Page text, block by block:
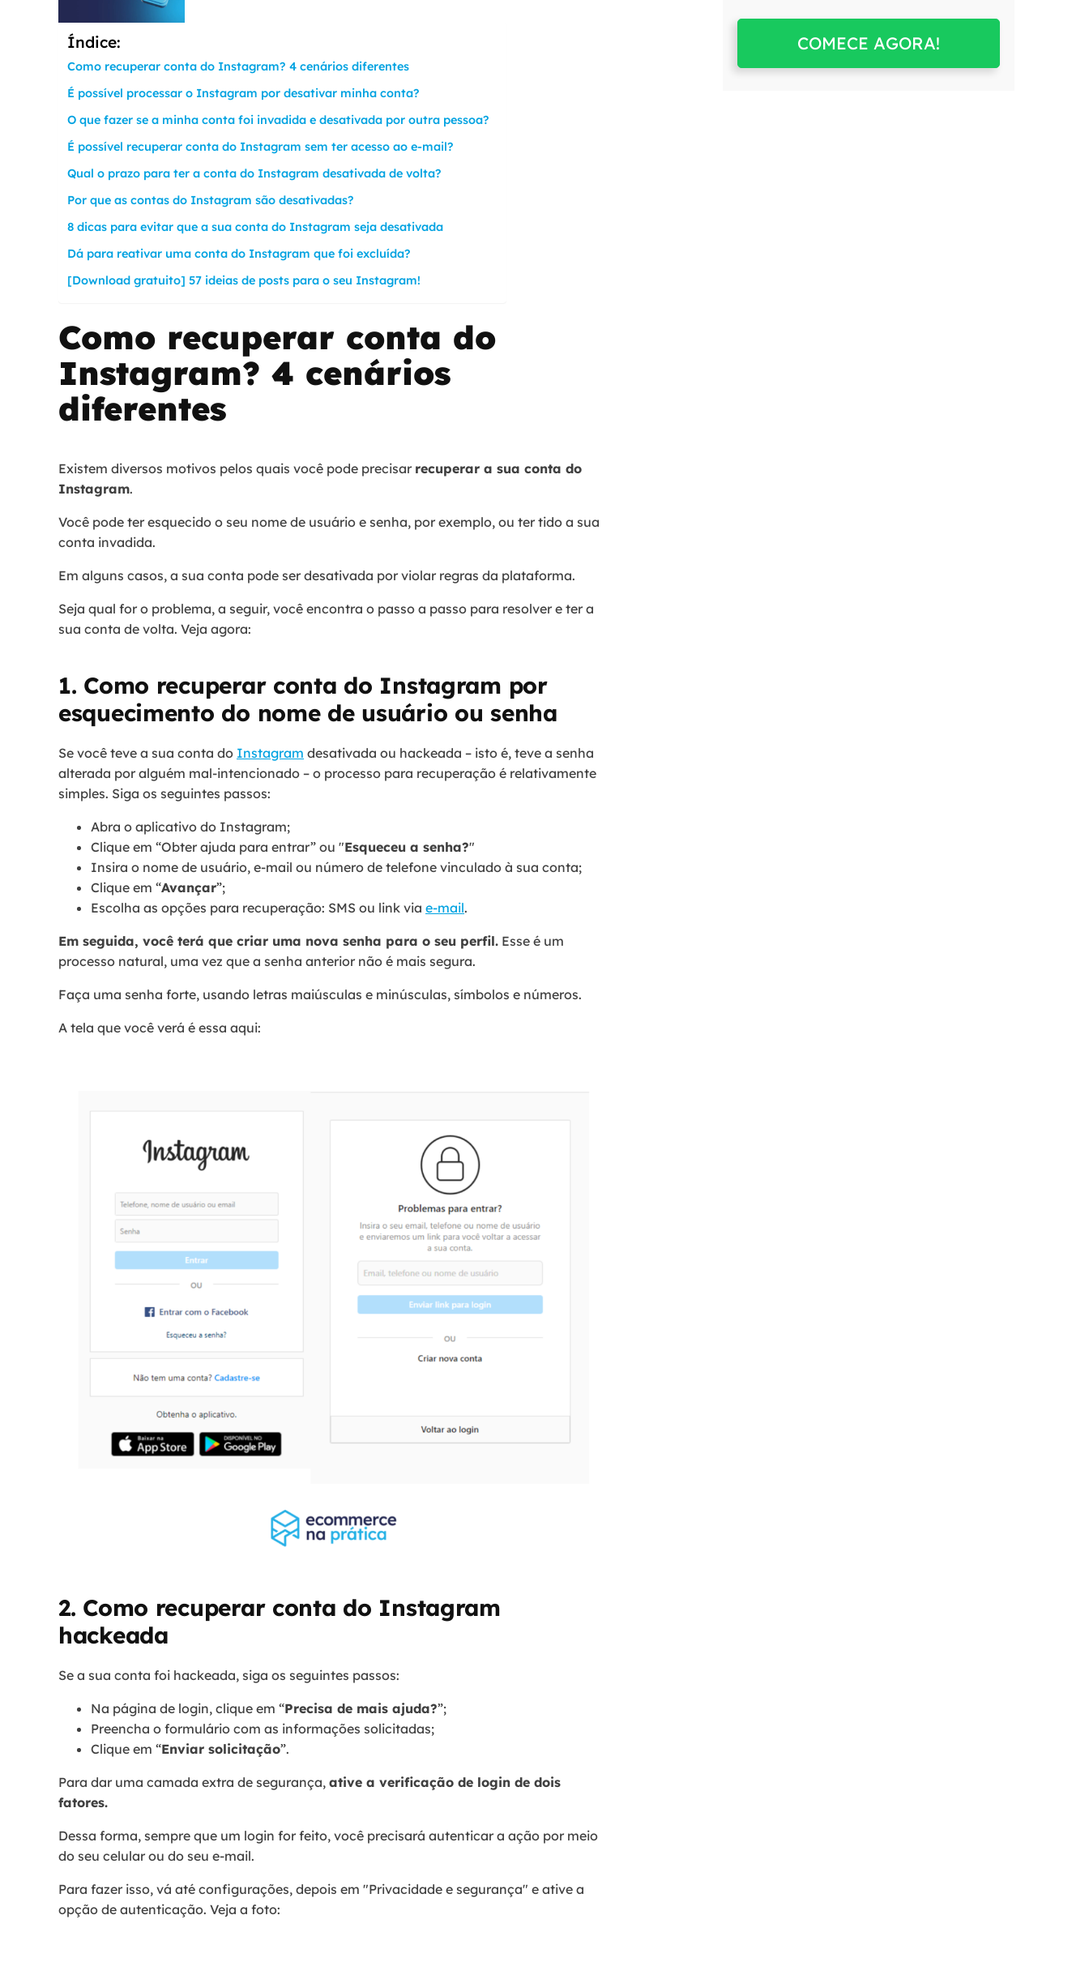
Índice:
Como recuperar conta do Instagram? 4 cenários diferentes
É possível processar o Instagram por desativar minha conta?
O que fazer se a minha conta foi invadida e desativada por outra pessoa?
É possível recuperar conta do Instagram sem ter acesso ao e-mail?
Qual o prazo para ter a conta do Instagram desativada de volta?
Por que as contas do Instagram são desativadas?
8 dicas para evitar que a sua conta do Instagram seja desativada
Dá para reativar uma conta do Instagram que foi excluída?
[Download gratuito] 57 ideias de posts para o seu Instagram!
Como recuperar conta do
Instagram? 4 cenários
diferentes
Existem diversos motivos pelos quais você pode precisar recuperar a sua conta do
Instagram.
Você pode ter esquecido o seu nome de usuário e senha, por exemplo, ou ter tido a sua
conta invadida.
Em alguns casos, a sua conta pode ser desativada por violar regras da plataforma.
Seja qual for o problema, a seguir, você encontra o passo a passo para resolver e ter a
sua conta de volta. Veja agora:
1. Como recuperar conta do Instagram por
esquecimento do nome de usuário ou senha
Se você teve a sua conta do Instagram desativada ou hackeada – isto é, teve a senha
alterada por alguém mal-intencionado – o processo para recuperação é relativamente
simples. Siga os seguintes passos:
Abra o aplicativo do Instagram;
Clique em “Obter ajuda para entrar” ou "Esqueceu a senha?"
Insira o nome de usuário, e-mail ou número de telefone vinculado à sua conta;
Clique em “Avançar”;
Escolha as opções para recuperação: SMS ou link via e-mail.
Em seguida, você terá que criar uma nova senha para o seu perfil. Esse é um
processo natural, uma vez que a senha anterior não é mais segura.
Faça uma senha forte, usando letras maiúsculas e minúsculas, símbolos e números.
A tela que você verá é essa aqui:
2. Como recuperar conta do Instagram
hackeada
Se a sua conta foi hackeada, siga os seguintes passos:
Na página de login, clique em “Precisa de mais ajuda?”;
Preencha o formulário com as informações solicitadas;
Clique em “Enviar solicitação”.
Para dar uma camada extra de segurança, ative a verificação de login de dois
fatores.
Dessa forma, sempre que um login for feito, você precisará autenticar a ação por meio
do seu celular ou do seu e-mail.
Para fazer isso, vá até configurações, depois em "Privacidade e segurança" e ative a
opção de autenticação. Veja a foto:
COMECE AGORA!